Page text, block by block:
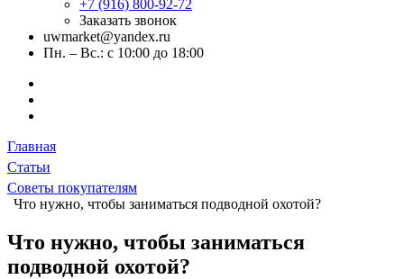
+7 (916) 800-92-72
Заказать звонок
uwmarket@yandex.ru
Пн. – Вс.: с 10:00 до 18:00
Главная
Статьи
Советы покупателям
Что нужно, чтобы заниматься подводной охотой?
Что нужно, чтобы заниматься
подводной охотой?